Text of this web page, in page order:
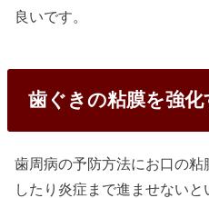
良いです。
歯ぐきの粘膜を強化
歯周病の予防方法にお口の
したり炎症まで進ませない